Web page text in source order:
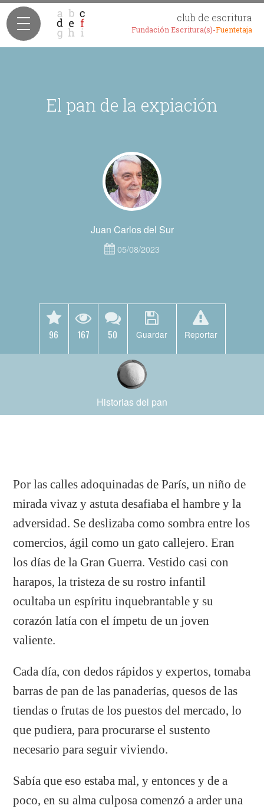
club de escritura
Fundación Escritura(s)-Fuentetaja
El pan de la expiación
Juan Carlos del Sur
05/08/2023
96 167 50 Guardar Reportar
Historias del pan
Por las calles adoquinadas de París, un niño de
mirada vivaz y astuta desafiaba el hambre y la
adversidad. Se deslizaba como sombra entre los
comercios, ágil como un gato callejero. Eran
los días de la Gran Guerra. Vestido casi con
harapos, la tristeza de su rostro infantil
ocultaba un espíritu inquebrantable y su
corazón latía con el ímpetu de un joven
valiente.
Cada día, con dedos rápidos y expertos, tomaba
barras de pan de las panaderías, quesos de las
tiendas o frutas de los puestos del mercado, lo
que pudiera, para procurarse el sustento
necesario para seguir viviendo.
Sabía que eso estaba mal, y entonces y de a
poco, en su alma culposa comenzó a arder una